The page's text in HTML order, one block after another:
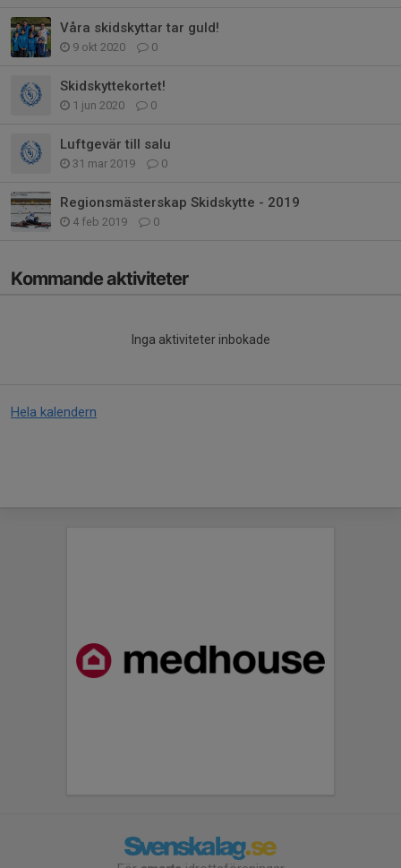
Våra skidskyttar tar guld!
9 okt 2020 0
Skidskyttekortet!
1 jun 2020 0
Luftgevär till salu
31 mar 2019 0
Regionsmästerskap Skidskytte - 2019
4 feb 2019 0
Kommande aktiviteter
Inga aktiviteter inbokade
Hela kalendern